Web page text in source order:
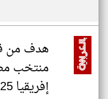
هدف من
منتخب
إفريقيا 2025